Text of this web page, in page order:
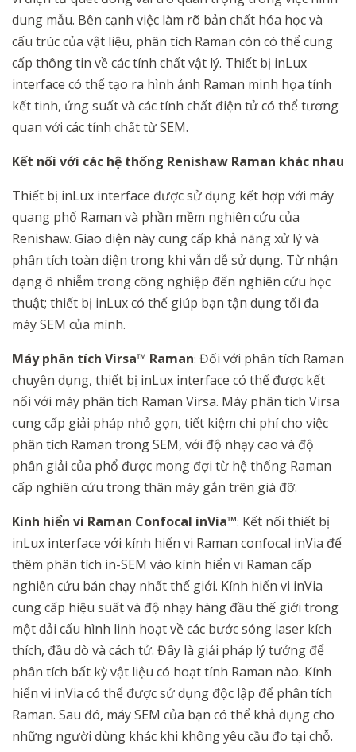
dung mẫu. Bên cạnh việc làm rõ bản chất hóa học và
cấu trúc của vật liệu, phân tích Raman còn có thể cung
cấp thông tin về các tính chất vật lý. Thiết bị inLux
interface có thể tạo ra hình ảnh Raman minh họa tính
kết tinh, ứng suất và các tính chất điện tử có thể tương
quan với các tính chất từ ​​ SEM.
Kết nối với các hệ thống Renishaw Raman khác nhau
Thiết bị inLux interface được sử dụng kết hợp với máy
quang phổ Raman và phần mềm nghiên cứu của
Renishaw. Giao diện này cung cấp khả năng xử lý và
phân tích toàn diện trong khi vẫn dễ sử dụng. Từ nhận
dạng ô nhiễm trong công nghiệp đến nghiên cứu học
thuật; thiết bị inLux có thể giúp bạn tận dụng tối đa
máy SEM của mình.
Máy phân tích Virsa™ Raman: Đối với phân tích Raman
chuyên dụng, thiết bị inLux interface có thể được kết
nối với máy phân tích Raman Virsa. Máy phân tích Virsa
cung cấp giải pháp nhỏ gọn, tiết kiệm chi phí cho việc
phân tích Raman trong SEM, với độ nhạy cao và độ
phân giải của phổ được mong đợi từ hệ thống Raman
cấp nghiên cứu trong thân máy gắn trên giá đỡ.
Kính hiển vi Raman Confocal inVia™: Kết nối thiết bị
inLux interface với kính hiển vi Raman confocal inVia để
thêm phân tích in-SEM vào kính hiển vi Raman cấp
nghiên cứu bán chạy nhất thế giới. Kính hiển vi inVia
cung cấp hiệu suất và độ nhạy hàng đầu thế giới trong
một dải cấu hình linh hoạt về các bước sóng laser kích
thích, đầu dò và cách tử. Đây là giải pháp lý tưởng để
phân tích bất kỳ vật liệu có hoạt tính Raman nào. Kính
hiển vi inVia có thể được sử dụng độc lập để phân tích
Raman. Sau đó, máy SEM của bạn có thể khả dụng cho
những người dùng khác khi không yêu cầu đo tại chỗ.